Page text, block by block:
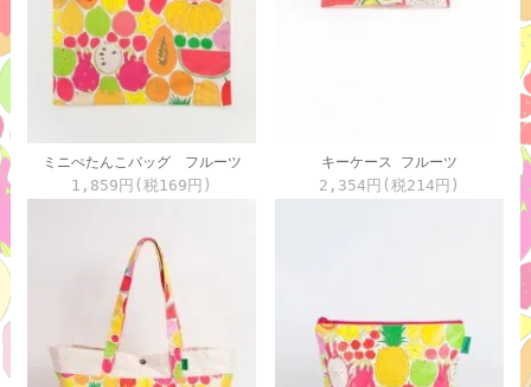
ミニぺたんこバッグ フルーツ
1,859円(税169円)
キーケース フルーツ
2,354円(税214円)